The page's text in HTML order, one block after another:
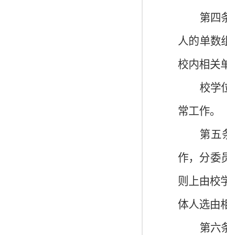
第四
人的单数
校内相关
校学
常工作。
第五
作，分委
则上由校
体人选由
第六